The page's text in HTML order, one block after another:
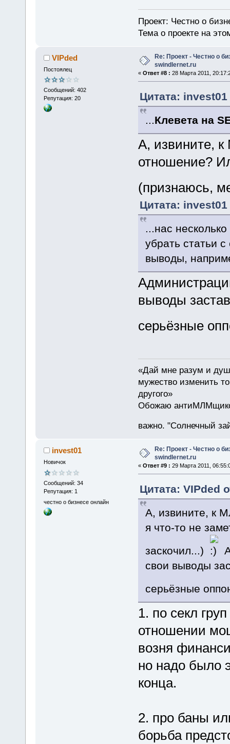
Проект: Честно о
Тема о проекте на
VIPded
Постоялец
Сообщений: 402
Репутация: 20
Re: Проект - Честно о
swindlernet.ru
« Ответ #8 : 28 Марта 2011,
Цитата:
...Клевета на
А, извините,
отношение?
(признаюсь,
Цитата:
...нас
убрать статьи
выводы,
выводы
серьёзные
«Дай мне разум и
мужество изменить
другого»
Обожаю
важно. "Солнечный
invest01
Новичок
Сообщений: 34
Репутация: 1
честно о бизнесе онлайн
Re: Проект - Честно о
swindlernet.ru
« Ответ #9 : 29 Марта 2011,
Цитата: VIPded
А, извините, к
я что-то не
заскочил...)
свои выводы
серьёзные
1. по секл
отношении
возня
но надо было
конца.
2. про баны
борьба